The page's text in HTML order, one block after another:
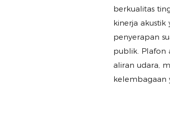
berkualitas
kinerja
penyerapan
publik. Plafon
aliran udara,
kelembagaan